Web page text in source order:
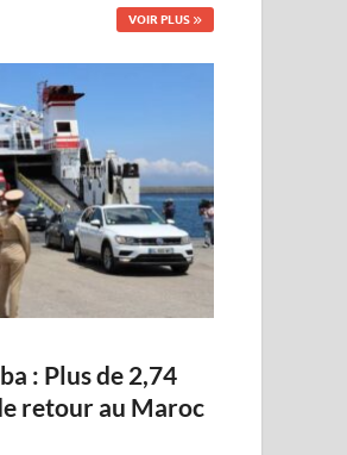
VOIR PLUS
: Plus de 2,74
retour au Maroc